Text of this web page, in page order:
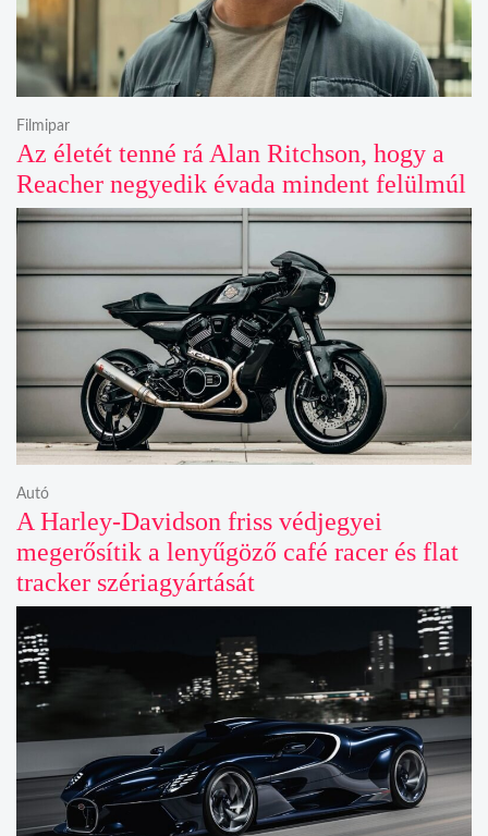
Az életét tenné rá Alan Ritchson, hogy a
Reacher negyedik évada mindent felülmúl
Filmipar
A Harley-Davidson friss védjegyei
megerősítik a lenyűgöző café racer és flat
tracker szériagyártását
Autó